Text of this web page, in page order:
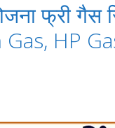
फ्री
HP